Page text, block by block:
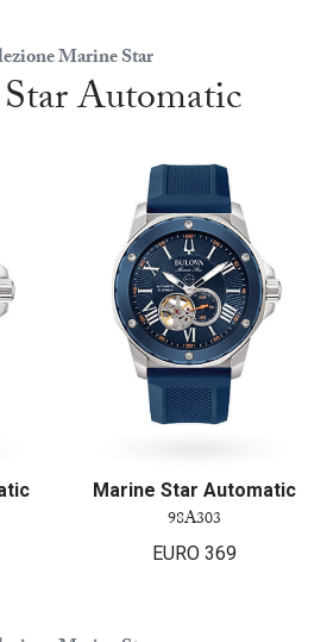
Marine Star
Automatic
Marine Star Automatic
98A303
EURO 369